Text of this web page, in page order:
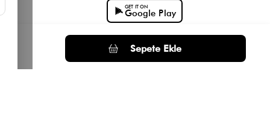
GET IT ON
Google Play